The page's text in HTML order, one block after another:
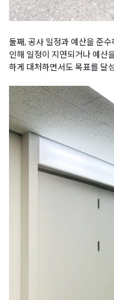
둘째, 공사 일정과 예산을 준
인해 일정이 지연되거나 예산
하게 대처하면서도 목표를 달